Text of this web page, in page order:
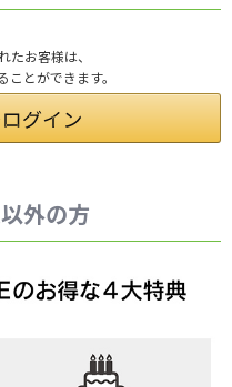
お客様は、
とができます。
外の方